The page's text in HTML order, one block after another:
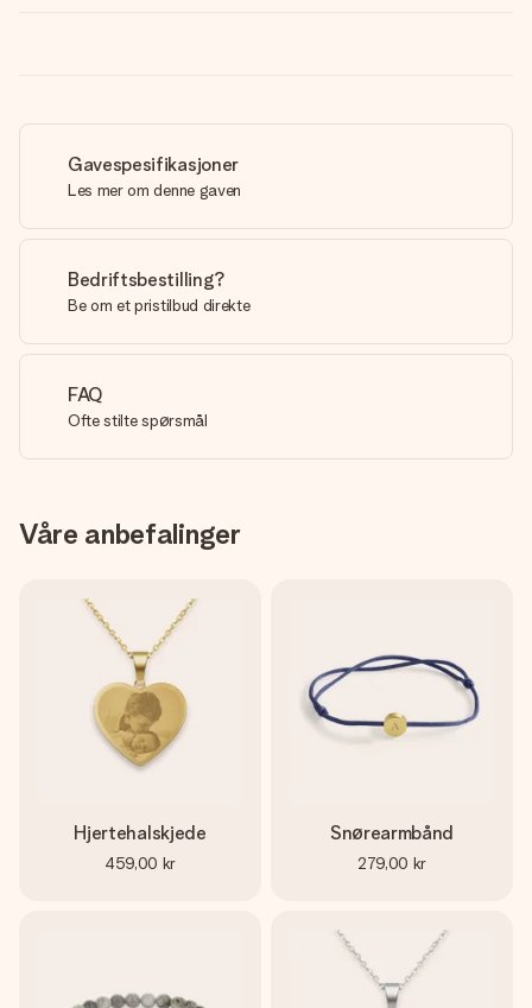
Gavespesifikasjoner
Les mer om denne gaven
Bedriftsbestilling?
Be om et pristilbud direkte
FAQ
Ofte stilte spørsmål
Våre anbefalinger
Hjertehalskjede
459,00 kr
Snørearmbånd
279,00 kr